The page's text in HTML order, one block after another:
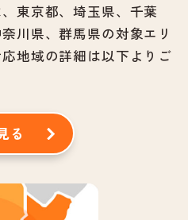
東京都、埼玉県、千葉
川県、群馬県の対象エリ
地域の詳細は以下よりご
る